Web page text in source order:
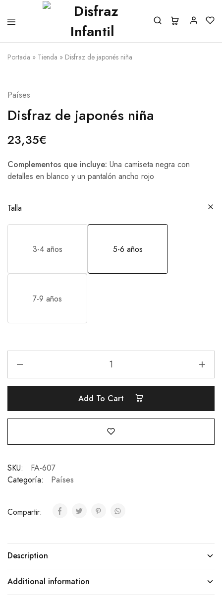
Portada » Tienda » Disfraz de japonés niña
Países
Disfraz de japonés niña
23,35€
Complementos que incluye: Una camiseta negra con
detalles en blanco y un pantalón ancho rojo
Talla
3-4 años 5-6 años
7-9 años
Add To Cart
SKU:
FA-607
Categoría:
Países
Compartir:
Description
Additional information